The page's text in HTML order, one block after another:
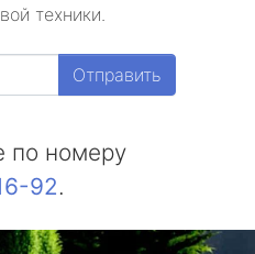
техники.
Отправить
по номеру
92.